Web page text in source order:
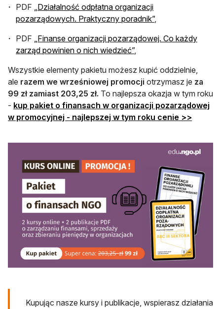
PDF „Działalność odpłatna organizacji
pozarządowych. Praktyczny poradnik”,
PDF „Finanse organizacji pozarządowej. Co każdy
zarząd powinien o nich wiedzieć”,
Wszystkie elementy pakietu możesz kupić oddzielnie,
ale razem we wrześniowej promocji otrzymasz je za
99 zł zamiast 203,25 zł. To najlepsza okazja w tym roku
- kup pakiet o finansach w organizacji pozarządowej
w promocyjnej - najlepszej w tym roku cenie >>
Kupując nasze kursy i publikacje, wspierasz działania